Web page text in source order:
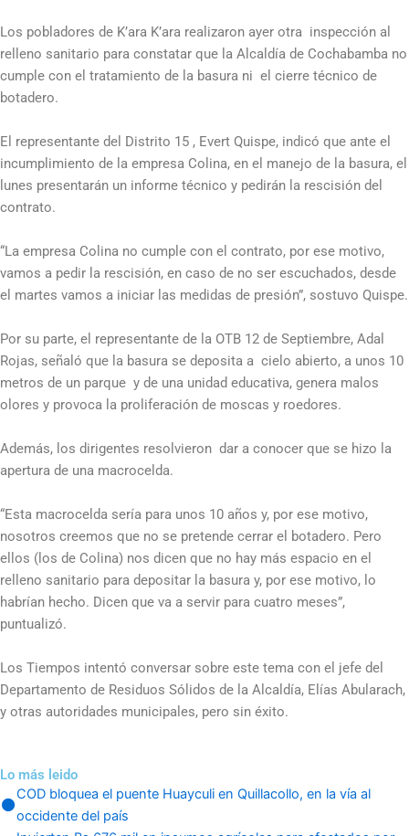
Los pobladores de K’ara K’ara realizaron ayer otra inspección al
relleno sanitario para constatar que la Alcaldía de Cochabamba no
cumple con el tratamiento de la basura ni el cierre técnico de
botadero.
El representante del Distrito 15 , Evert Quispe, indicó que ante el
incumplimiento de la empresa Colina, en el manejo de la basura, el
lunes presentarán un informe técnico y pedirán la rescisión del
contrato.
“La empresa Colina no cumple con el contrato, por ese motivo,
vamos a pedir la rescisión, en caso de no ser escuchados, desde
el martes vamos a iniciar las medidas de presión”, sostuvo Quispe.
Por su parte, el representante de la OTB 12 de Septiembre, Adal
Rojas, señaló que la basura se deposita a cielo abierto, a unos 10
metros de un parque y de una unidad educativa, genera malos
olores y provoca la proliferación de moscas y roedores.
Además, los dirigentes resolvieron dar a conocer que se hizo la
apertura de una macrocelda.
“Esta macrocelda sería para unos 10 años y, por ese motivo,
nosotros creemos que no se pretende cerrar el botadero. Pero
ellos (los de Colina) nos dicen que no hay más espacio en el
relleno sanitario para depositar la basura y, por ese motivo, lo
habrían hecho. Dicen que va a servir para cuatro meses”,
puntualizó.
Los Tiempos intentó conversar sobre este tema con el jefe del
Departamento de Residuos Sólidos de la Alcaldía, Elías Abularach,
y otras autoridades municipales, pero sin éxito.
Lo más leido
COD bloquea el puente Huayculi en Quillacollo, en la vía al
occidente del país